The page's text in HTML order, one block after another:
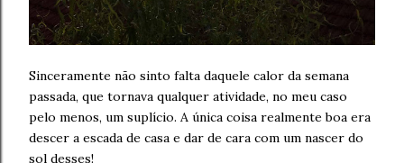
Sinceramente não sinto falta daquele calor da semana
passada, que tornava qualquer atividade, no meu caso
pelo menos, um suplício. A única coisa realmente boa era
descer a escada de casa e dar de cara com um nascer do
sol desses!